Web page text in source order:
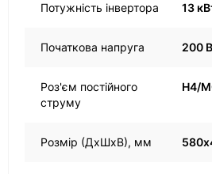
Потужність інвертора 13
Початкова напруга 200 В
Роз'єм постійного
струму
H4/
Розмір (ДхШхВ), мм